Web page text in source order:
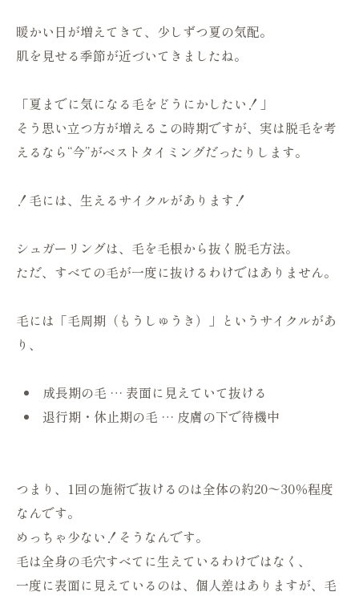
暖かい日が増えてきて、少しずつ夏の気配。
肌を見せる季節が近づいてきましたね。
「夏までに気になる毛をどうにかしたい！」
そう思い立つ方が増えるこの時期ですが、実は脱毛を考
えるなら“今”がベストタイミングだったりします。
！毛には、生えるサイクルがあります！
シュガーリングは、毛を毛根から抜く脱毛方法。
ただ、すべての毛が一度に抜けるわけではありません。
毛には「毛周期（もうしゅうき）」というサイクルがあ
り、
成長期の毛 … 表面に見えていて抜ける
退行期・休止期の毛 … 皮膚の下で待機中
つまり、1回の施術で抜けるのは全体の約20〜30％程度
なんです。
めっちゃ少ない！そうなんです。
毛は全身の毛穴すべてに生えているわけではなく、
一度に表面に見えているのは、個人差はありますが、毛